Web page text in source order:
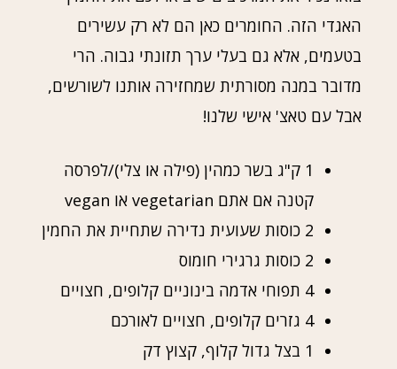
האגדי הזה. החומרים כאן הם לא רק עשירים
בטעמים, אלא גם בעלי ערך תזונתי גבוה. הרי
מדובר במנה מסורתית שמחזירה אותנו לשורשים,
אבל עם טאצ' אישי שלנו!
1 ק"ג בשר כמהין (פילה או צלי)/לפרסה
קטנה אם אתם vegetarian או vegan
2 כוסות שעועית נדירה שתחיית את החמין
2 כוסות גרגירי חומוס
4 תפוחי אדמה בינוניים קלופים, חצויים
4 גזרים קלופים, חצויים לאורכם
1 בצל גדול קלוף, קצוץ דק